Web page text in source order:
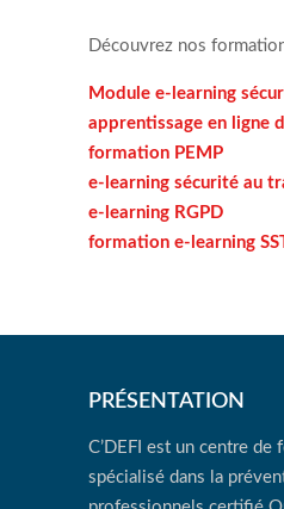
Découvrez nos
Module e-learning
apprentissage en ligne
formation PEMP
e-learning sécurité au
e-learning RGPD
formation e-learning
PRÉSENTATION
C’DEFI est un centre de
spécialisé dans la